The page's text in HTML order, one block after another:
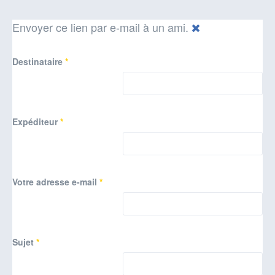
Envoyer ce lien par e-mail à un ami.
Destinataire *
Expéditeur *
Votre adresse e-mail *
Sujet *